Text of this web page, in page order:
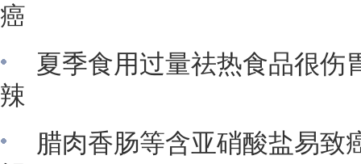
癌
夏季食用过量祛热食品很伤
辣
腊肉香肠等含亚硝酸盐易致